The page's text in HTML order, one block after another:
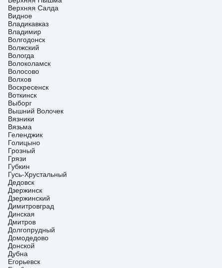
Верхняя Салда
Видное
Владикавказ
Владимир
Волгодонск
Волжский
Вологда
Волоколамск
Волосово
Волхов
Воскресенск
Воткинск
Выборг
Вышний Волочек
Вязники
Вязьма
Геленджик
Голицыно
Грозный
Грязи
Губкин
Гусь-Хрустальный
Дедовск
Дзержинск
Дзержинский
Димитровград
Динская
Дмитров
Долгопрудный
Домодедово
Донской
Дубна
Егорьевск